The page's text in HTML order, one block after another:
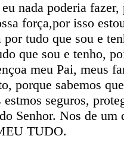
nada poderia
força,por isso
por tudo que sou e
que sou e tenho,
meu Pai, meus
porque sabemos
estmos seguros,
Senhor. Nos de um
TUDO.